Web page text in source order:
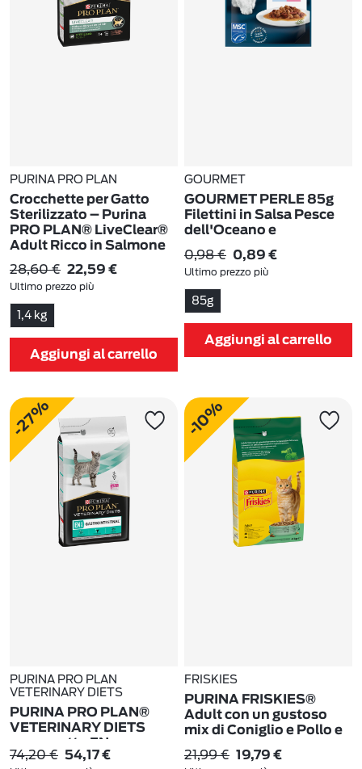
PURINA PRO PLAN
Crocchette per Gatto
Sterilizzato – Purina
PRO PLAN® LiveClear®
Adult Ricco in Salmone
(8)
28,60 € 22,59 €
Ultimo prezzo più
basso: 28,60 €
1,4 kg
Aggiungi al carrello
GOURMET
GOURMET PERLE 85g
Filettini in Salsa Pesce
dell'Oceano e
0,98 € 0,89 €
Ultimo prezzo più
basso: 0,98 €
85g
Aggiungi al carrello
-27%
PURINA PRO PLAN
VETERINARY DIETS
PURINA PRO PLAN®
VETERINARY DIETS
secco gatto EN
Gastrointestinal St/Ox
74,20 € 54,17 €
-10%
FRISKIES
PURINA FRISKIES®
Adult con un gustoso
mix di Coniglio e Pollo e
confezione da 4kg
21,99 € 19,79 €